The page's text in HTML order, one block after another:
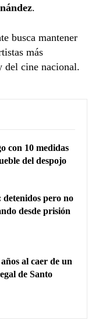
.
busca mantener
más
del cine nacional.
con 10 medidas
del despojo
pero no
desde prisión
al caer de un
de Santo